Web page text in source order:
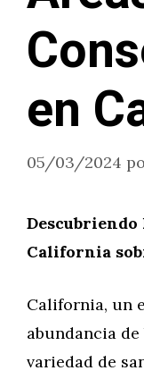
en
05/03/2024
Descubriendo
California
California, un
abundancia
variedad de